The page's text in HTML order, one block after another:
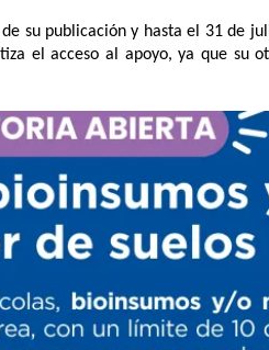
su publicación y hasta el 31 de
el acceso al apoyo, ya que su